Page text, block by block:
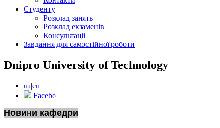
Студенту
Розклад занять
Розклад екзаменів
Консультаціі
Завдання для самостійної роботи
Dnipro University of Technology
ua|en
Facebo
Новини кафедри